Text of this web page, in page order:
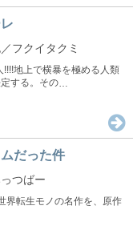
フクイタクミ
地上で横暴を極める人類
する。その…
だった件
つばー
界転生モノの名作を、原作